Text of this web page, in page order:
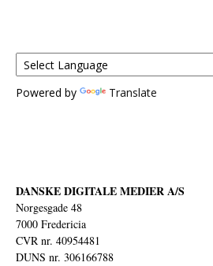
Powered by Translate
DANSKE DIGITALE MEDIER A/S
Norgesgade 48
7000 Fredericia
CVR nr. 40954481
DUNS nr. 306166788